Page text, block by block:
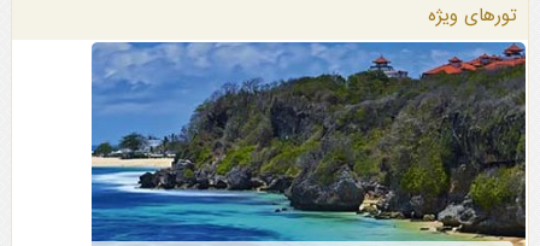
تورهای ویژه